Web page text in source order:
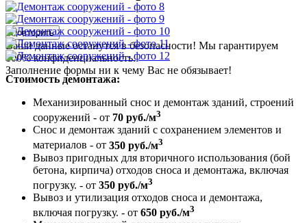
Повторить
Ваши данные останутся в безопасности! Мы гарантируем
100% конфиденциальность.
Заполнение формы ни к чему Вас не обязывает!
Стоимость демонтажа:
Механизированный снос и демонтаж зданий, строений
сооружений - от 70 руб./м3
Снос и демонтаж зданий с сохранением элементов и
материалов - от 350 руб./м3
Вывоз пригодных для вторичного использования (бой
бетона, кирпича) отходов сноса и демонтажа, включая
погрузку. - от 350 руб./м3
Вывоз и утилизация отходов сноса и демонтажа,
включая погрузку. - от 650 руб./м3